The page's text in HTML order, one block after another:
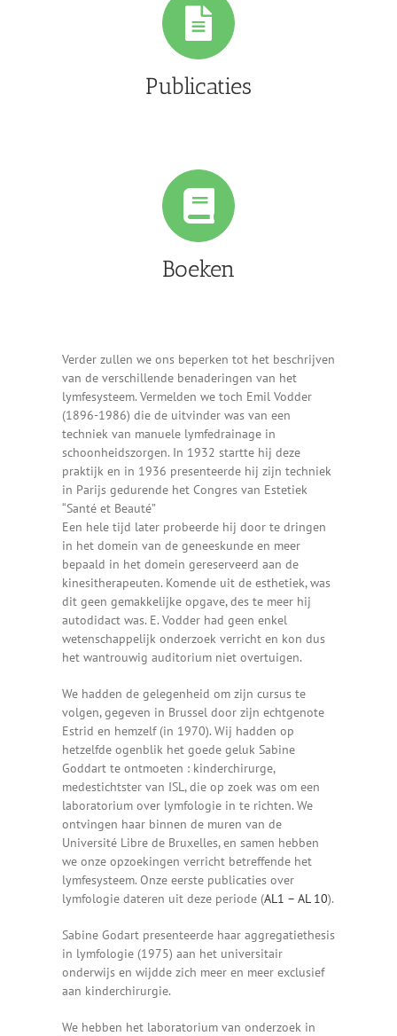
Publicaties
Boeken
Verder zullen we ons beperken tot het beschrijven
van de verschillende benaderingen van het
lymfesysteem. Vermelden we toch Emil Vodder
(1896-1986) die de uitvinder was van een
techniek van manuele lymfedrainage in
schoonheidszorgen. In 1932 startte hij deze
praktijk en in 1936 presenteerde hij zijn techniek
in Parijs gedurende het Congres van Estetiek
“Santé et Beauté”
Een hele tijd later probeerde hij door te dringen
in het domein van de geneeskunde en meer
bepaald in het domein gereserveerd aan de
kinesitherapeuten. Komende uit de esthetiek, was
dit geen gemakkelijke opgave, des te meer hij
autodidact was. E. Vodder had geen enkel
wetenschappelijk onderzoek verricht en kon dus
het wantrouwig auditorium niet overtuigen.
We hadden de gelegenheid om zijn cursus te
volgen, gegeven in Brussel door zijn echtgenote
Estrid en hemzelf (in 1970). Wij hadden op
hetzelfde ogenblik het goede geluk Sabine
Goddart te ontmoeten : kinderchirurge,
medestichtster van ISL, die op zoek was om een
laboratorium over lymfologie in te richten. We
ontvingen haar binnen de muren van de
Université Libre de Bruxelles, en samen hebben
we onze opzoekingen verricht betreffende het
lymfesysteem. Onze eerste publicaties over
lymfologie dateren uit deze periode (AL1 – AL 10).
Sabine Godart presenteerde haar aggregatiethesis
in lymfologie (1975) aan het universitair
onderwijs en wijdde zich meer en meer exclusief
aan kinderchirurgie.
We hebben het laboratorium van onderzoek in